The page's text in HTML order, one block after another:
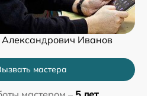
Александрович Иванов
мастера